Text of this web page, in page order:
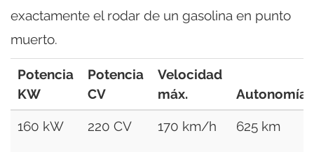
exactamente el rodar de un gasolina en punto
muerto.
Potencia
KW
Potencia
CV
Velocidad
máx.
Autonomía
160 kW 220 CV 170 km/h 625 km